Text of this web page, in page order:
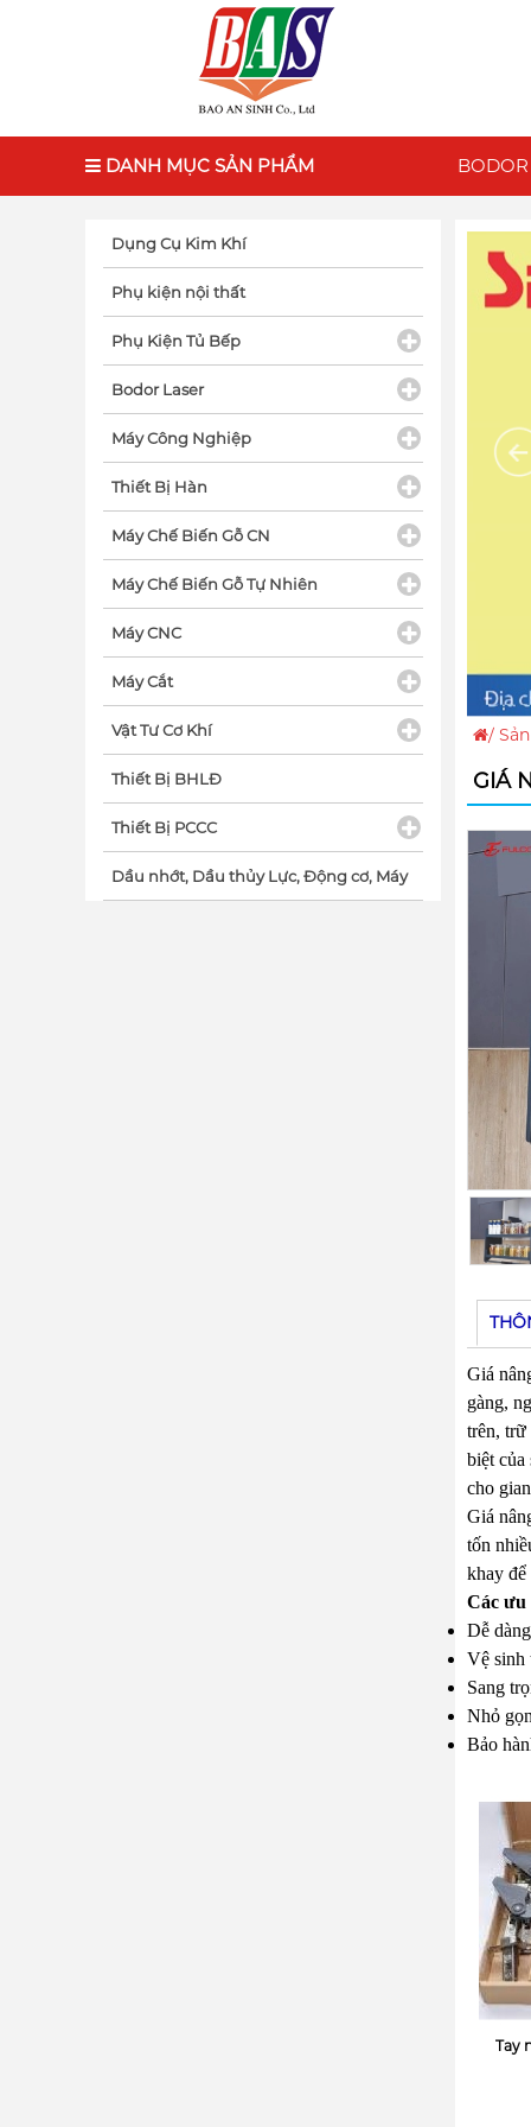
DANH MỤC SẢN PHẨM
/
GIÁ
Giá
gàng,
trên, trữ
biệt của
cho
Giá
tốn
khay để
Các ưu
Dễ
Vệ sinh
Sang
Nhỏ
Bảo
Tay
Dụng Cụ Kim Khí
Phụ kiện nội thất
Phụ Kiện Tủ Bếp
Bodor Laser
Máy Công Nghiệp
Thiết Bị Hàn
Máy Chế Biến Gỗ CN
Máy Chế Biến Gỗ Tự Nhiên
Máy CNC
Máy Cắt
Vật Tư Cơ Khí
Thiết Bị BHLĐ
Thiết Bị PCCC
Dầu nhớt, Dầu thủy Lực, Động cơ, Máy